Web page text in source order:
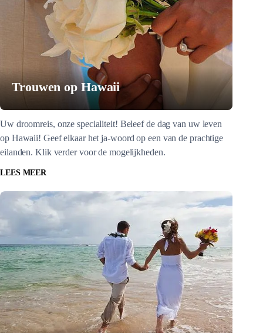
Trouwen op Hawaii
Uw droomreis, onze specialiteit! Beleef de dag van uw leven
op Hawaii! Geef elkaar het ja-woord op een van de prachtige
eilanden. Klik verder voor de mogelijkheden.
LEES MEER